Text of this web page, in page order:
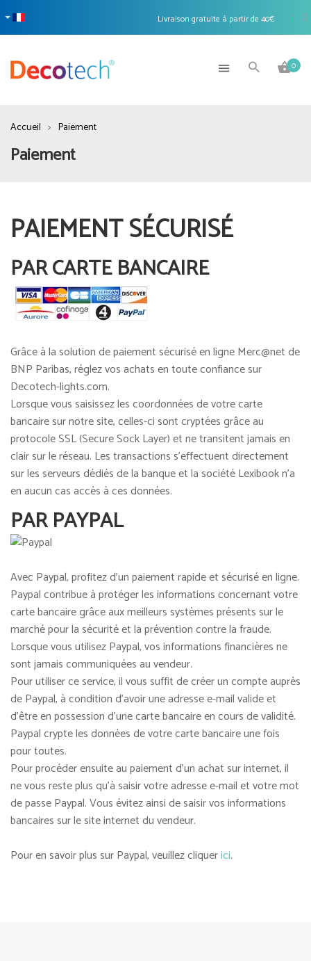
Livraison gratuite à partir de 40€ |
0
Accueil Paiement
Paiement
PAIEMENT SÉCURISÉ
PAR CARTE BANCAIRE
Grâce à la solution de paiement sécurisé en ligne Merc@net de
BNP Paribas, réglez vos achats en toute confiance sur
Decotech-lights.com.
Lorsque vous saisissez les coordonnées de votre carte
bancaire sur notre site, celles-ci sont cryptées grâce au
protocole SSL (Secure Sock Layer) et ne transitent jamais en
clair sur le réseau. Les transactions s'effectuent directement
sur les serveurs dédiés de la banque et la société Lexibook n'a
en aucun cas accès à ces données.
PAR PAYPAL
Avec Paypal, profitez d'un paiement rapide et sécurisé en ligne.
Paypal contribue à protéger les informations concernant votre
carte bancaire grâce aux meilleurs systèmes présents sur le
marché pour la sécurité et la prévention contre la fraude.
Lorsque vous utilisez Paypal, vos informations financières ne
sont jamais communiquées au vendeur.
Pour utiliser ce service, il vous suffit de créer un compte auprès
de Paypal, à condition d'avoir une adresse e-mail valide et
d'être en possession d'une carte bancaire en cours de validité.
Paypal crypte les données de votre carte bancaire une fois
pour toutes.
Pour procéder ensuite au paiement d'un achat sur internet, il
ne vous reste plus qu'à saisir votre adresse e-mail et votre mot
de passe Paypal. Vous évitez ainsi de saisir vos informations
bancaires sur le site internet du vendeur.
Pour en savoir plus sur Paypal, veuillez cliquerici.